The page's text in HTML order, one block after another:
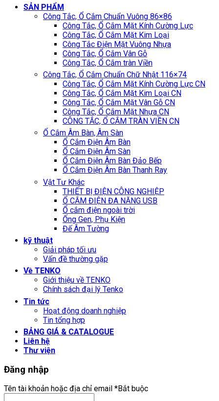
SẢN PHẨM
Công Tắc, Ổ Cắm Chuẩn Vuông 86×86
Công Tắc, Ổ Cắm Mặt Kính Cường Lực
Công Tắc, Ổ Cắm Mặt Kim Loại
Công Tắc Điện Mặt Vuông Nhựa
Công Tắc, Ổ Cắm Vân Gỗ
Công Tắc, Ổ Cắm tràn Viền
Công Tắc, Ổ Cắm Chuẩn Chữ Nhật 116×74
Công Tắc, Ổ Cắm Mặt Kính Cường Lực CN
Công Tắc, Ổ Cắm Mặt Kim Loại CN
Công Tắc, Ổ Cắm Mặt Vân Gỗ CN
Công Tắc, Ổ Cắm Mặt Nhựa CN
CÔNG TẮC, Ổ CẮM TRÀN VIỀN CN
Ổ Cắm Âm Bàn, Âm Sàn
Ổ Cắm Điện Âm Bàn
Ổ Cắm Điện Âm Sàn
Ổ Cắm Điện Âm Bàn Đảo Bếp
Ổ Cắm Điện Âm Bàn Thanh Ray
Vật Tư Khác
THIẾT BỊ ĐIỆN CÔNG NGHIỆP
Ổ CẮM ĐIỆN ĐA NĂNG USB
Ổ cắm điện ngoài trời
Ống Gen, Phụ Kiện
Đế Âm Tường
kỹ thuật
Giải pháp tối ưu
Vấn đề thường gặp
Về TENKO
Giới thiệu về TENKO
Chính sách đại lý Tenko
Tin tức
Hoạt động doanh nghiệp
Tin tổng hợp
BẢNG GIÁ & CATALOGUE
Liên hệ
Thư viện
Đăng nhập
Tên tài khoản hoặc địa chỉ email *Bắt buộc